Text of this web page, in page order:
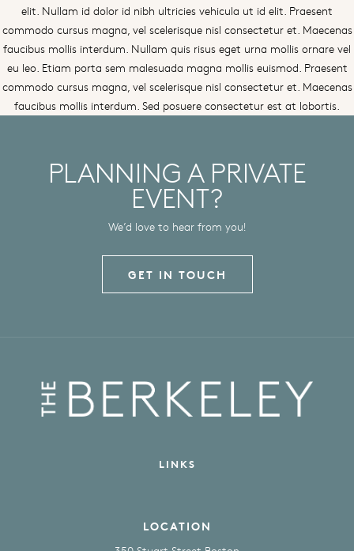
elit. Nullam id dolor id nibh ultricies vehicula ut id elit. Praesent
commodo cursus magna, vel scelerisque nisl consectetur et. Maecenas
faucibus mollis interdum. Nullam quis risus eget urna mollis ornare vel
eu leo. Etiam porta sem malesuada magna mollis euismod. Praesent
commodo cursus magna, vel scelerisque nisl consectetur et. Maecenas
faucibus mollis interdum. Sed posuere consectetur est at lobortis.
PLANNING A PRIVATE
EVENT?
We’d love to hear from you!
GET IN TOUCH
LINKS
LOCATION